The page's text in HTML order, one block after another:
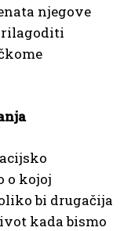
njegove
o kojoj
bi drugačija
kada bismo